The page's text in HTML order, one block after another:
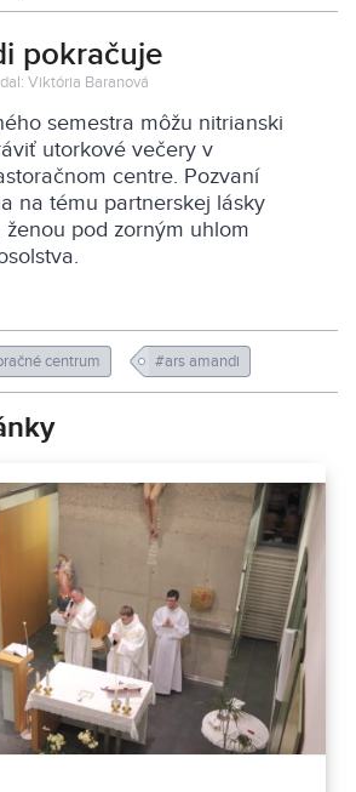
pokračuje
Viktória Baranová
semestra môžu nitrianski
utorkové večery v
centre. Pozvaní
na tému partnerskej lásky
ženou pod zorným uhlom
centrum #ars amandi